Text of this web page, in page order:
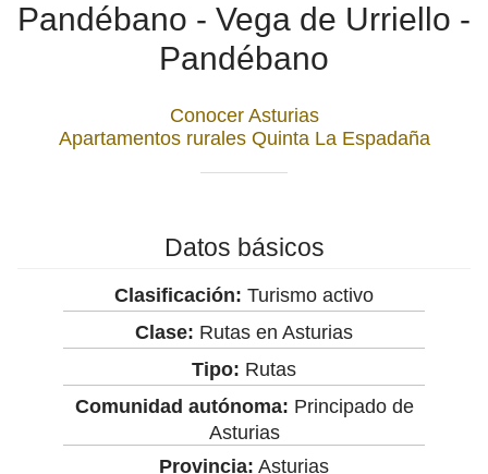
Pandébano - Vega de Urriello -
Pandébano
Conocer Asturias
Apartamentos rurales Quinta La Espadaña
Datos básicos
Clasificación: Turismo activo
Clase: Rutas en Asturias
Tipo: Rutas
Comunidad autónoma: Principado de
Asturias
Provincia: Asturias